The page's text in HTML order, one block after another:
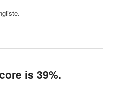
is 39%.